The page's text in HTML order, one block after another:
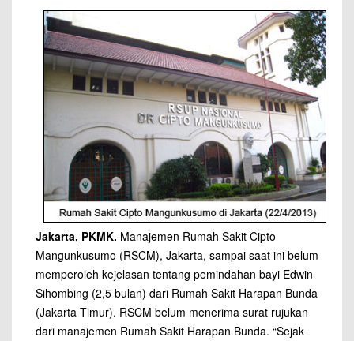
Jakarta, PKMK. Manajemen Rumah Sakit Cipto
Mangunkusumo (RSCM), Jakarta, sampai saat ini belum
memperoleh kejelasan tentang pemindahan bayi Edwin
Sihombing (2,5 bulan) dari Rumah Sakit Harapan Bunda
(Jakarta Timur). RSCM belum menerima surat rujukan
dari manajemen Rumah Sakit Harapan Bunda. “Sejak